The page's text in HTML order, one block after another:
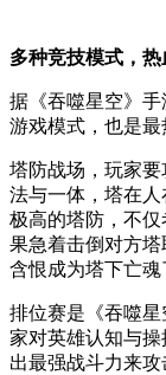
多种竞技模式，
据《吞噬星空》
游戏模式，也是最
塔防战场，玩家
法与一体，塔在
极高的塔防，不
果急着击倒对方
含恨成为塔下亡魂
排位赛是《吞噬
家对英雄认知与
出最强战斗力来